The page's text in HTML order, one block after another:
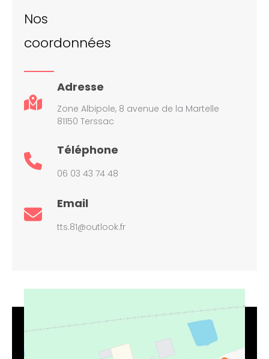
Nos
coordonnées
Adresse
Zone Albipole, 8 avenue de la Martelle
81150 Terssac
Téléphone
06 03 43 74 48
Email
tts.81@outlook.fr